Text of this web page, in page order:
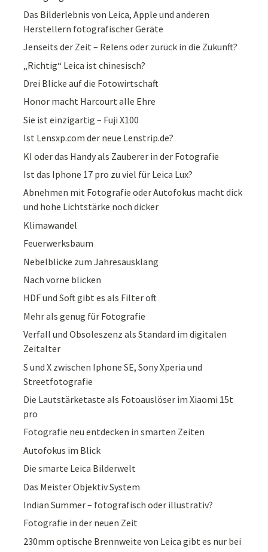
Das Bilderlebnis von Leica, Apple und anderen
Herstellern fotografischer Geräte
Jenseits der Zeit – Relens oder zurück in die Zukunft?
„Richtig“ Leica ist chinesisch?
Drei Blicke auf die Fotowirtschaft
Honor macht Harcourt alle Ehre
Sie ist einzigartig – Fuji X100
Ist Lensxp.com der neue Lenstrip.de?
KI oder das Handy als Zauberer in der Fotografie
Ist das Iphone 17 pro zu viel für Leica Lux?
Abnehmen mit Fotografie oder Autofokus macht dick
und hohe Lichtstärke noch dicker
Klimawandel
Feuerwerksbaum
Nebelblicke zum Jahresausklang
Nach vorne blicken
HDF und Soft gibt es als Filter oft
Mehr als genug für Fotografie
Verfall und Obsoleszenz als Standard im digitalen
Zeitalter
S und X zwischen Iphone SE, Sony Xperia und
Streetfotografie
Die Lautstärketaste als Fotoauslöser im Xiaomi 15t
pro
Fotografie neu entdecken in smarten Zeiten
Autofokus im Blick
Die smarte Leica Bilderwelt
Das Meister Objektiv System
Indian Summer – fotografisch oder illustrativ?
Fotografie in der neuen Zeit
230mm optische Brennweite von Leica gibt es nur bei